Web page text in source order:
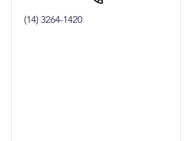
(14) 3264-1420